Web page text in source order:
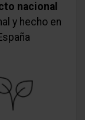
nacional
y hecho en